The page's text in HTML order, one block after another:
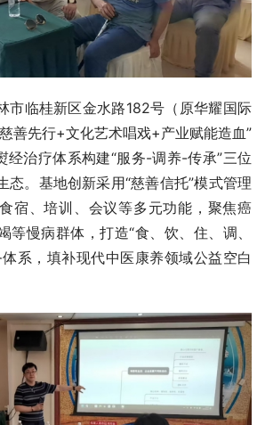
市临桂新区金水路182号（原华耀国际
善先行+文化艺术唱戏+产业赋能造血”
经治疗体系构建“服务-调养-传承”三位
态。基地创新采用“慈善信托”模式管理
宿、培训、会议等多元功能，聚焦癌
等慢病群体，打造“食、饮、住、调、
系，填补现代中医康养领域公益空白